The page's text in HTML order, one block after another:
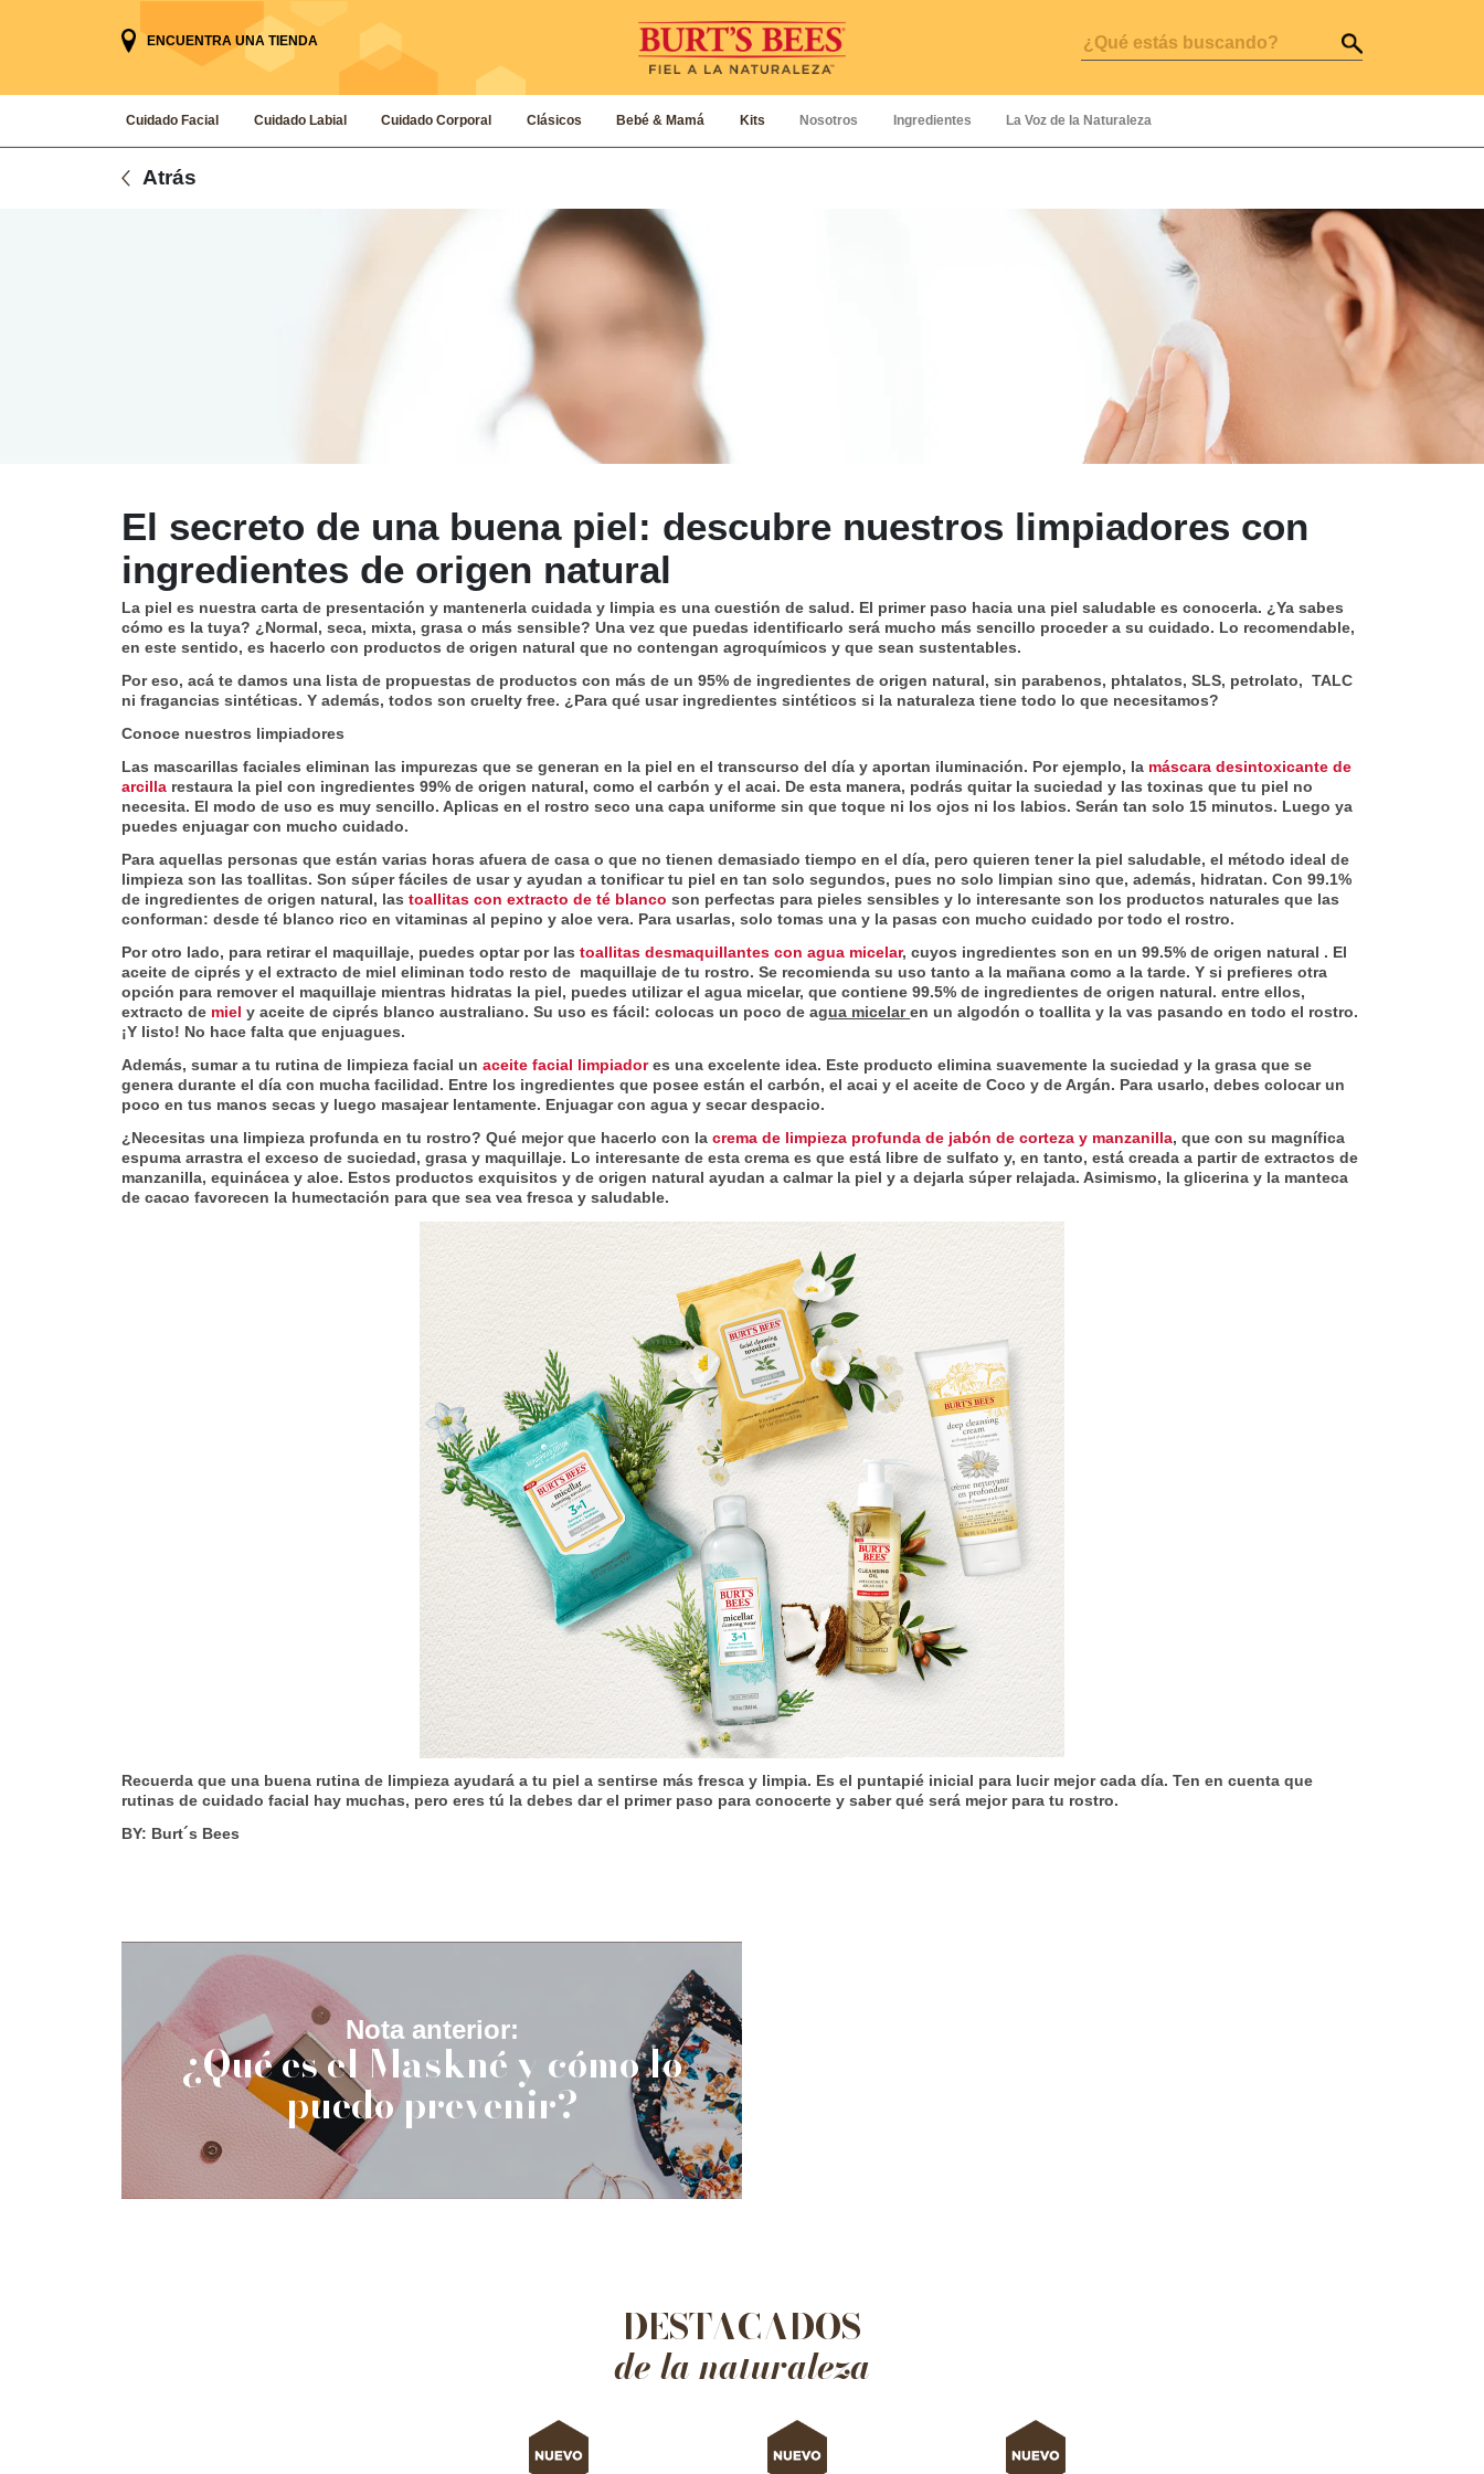
ENCUENTRA UNA TIENDA
Cuidado Facial Cuidado Labial Cuidado Corporal Clásicos Bebé & Mamá Kits Nosotros Ingredientes La Voz de la Naturaleza
Atrás
El secreto de una buena piel: descubre nuestros limpiadores con
ingredientes de origen natural
La piel es nuestra carta de presentación y mantenerla cuidada y limpia es una cuestión de salud. El primer paso hacia una piel saludable es conocerla. ¿Ya sabes
cómo es la tuya? ¿Normal, seca, mixta, grasa o más sensible? Una vez que puedas identificarlo será mucho más sencillo proceder a su cuidado. Lo recomendable,
en este sentido, es hacerlo con productos de origen natural que no contengan agroquímicos y que sean sustentables.
Por eso, acá te damos una lista de propuestas de productos con más de un 95% de ingredientes de origen natural, sin parabenos, phtalatos, SLS, petrolato, TALC
ni fragancias sintéticas. Y además, todos son cruelty free. ¿Para qué usar ingredientes sintéticos si la naturaleza tiene todo lo que necesitamos?
Conoce nuestros limpiadores
Las mascarillas faciales eliminan las impurezas que se generan en la piel en el transcurso del día y aportan iluminación. Por ejemplo, la máscara desintoxicante de
arcilla restaura la piel con ingredientes 99% de origen natural, como el carbón y el acai. De esta manera, podrás quitar la suciedad y las toxinas que tu piel no
necesita. El modo de uso es muy sencillo. Aplicas en el rostro seco una capa uniforme sin que toque ni los ojos ni los labios. Serán tan solo 15 minutos. Luego ya
puedes enjuagar con mucho cuidado.
Para aquellas personas que están varias horas afuera de casa o que no tienen demasiado tiempo en el día, pero quieren tener la piel saludable, el método ideal de
limpieza son las toallitas. Son súper fáciles de usar y ayudan a tonificar tu piel en tan solo segundos, pues no solo limpian sino que, además, hidratan. Con 99.1%
de ingredientes de origen natural, lastoallitas con extracto de té blanco son perfectas para pieles sensibles y lo interesante son los productos naturales que las
conforman: desde té blanco rico en vitaminas al pepino y aloe vera. Para usarlas, solo tomas una y la pasas con mucho cuidado por todo el rostro.
Por otro lado, para retirar el maquillaje, puedes optar por lastoallitas desmaquillantes con agua micelar, cuyos ingredientes son en un 99.5% de origen natural . El
aceite de ciprés y el extracto de miel eliminan todo resto de maquillaje de tu rostro. Se recomienda su uso tanto a la mañana como a la tarde. Y si prefieres otra
opción para remover el maquillaje mientras hidratas la piel, puedes utilizar el agua micelar, que contiene 99.5% de ingredientes de origen natural. entre ellos,
extracto de miel y aceite de ciprés blanco australiano. Su uso es fácil: colocas un poco de agua micelaren un algodón o toallita y la vas pasando en todo el rostro.
¡Y listo! No hace falta que enjuagues.
Además, sumar a tu rutina de limpieza facial unaceite facial limpiadores una excelente idea. Este producto elimina suavemente la suciedad y la grasa que se
genera durante el día con mucha facilidad. Entre los ingredientes que posee están el carbón, el acai y el aceite de Coco y de Argán. Para usarlo, debes colocar un
poco en tus manos secas y luego masajear lentamente. Enjuagar con agua y secar despacio.
¿Necesitas una limpieza profunda en tu rostro? Qué mejor que hacerlo con lacrema de limpieza profunda de jabón de corteza y manzanilla, que con su magnífica
espuma arrastra el exceso de suciedad, grasa y maquillaje. Lo interesante de esta crema es que está libre de sulfato y, en tanto, está creada a partir de extractos de
manzanilla, equinácea y aloe. Estos productos exquisitos y de origen natural ayudan a calmar la piel y a dejarla súper relajada. Asimismo, la glicerina y la manteca
de cacao favorecen la humectación para que sea vea fresca y saludable.
Recuerda que una buena rutina de limpieza ayudará a tu piel a sentirse más fresca y limpia. Es el puntapié inicial para lucir mejor cada día. Ten en cuenta que
rutinas de cuidado facial hay muchas, pero eres tú la debes dar el primer paso para conocerte y saber qué será mejor para tu rostro.
BY: Burt´s Bees
Nota anterior:
¿Qué es el Maskné y cómo lo
puedo prevenir?
DESTACADOS
de la naturaleza